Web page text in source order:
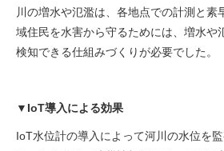
川の増水や氾濫は、各地点での計測と素
域住民を水害から守るためには、増水や
検知できる仕組みづくりが必要でした。
▼IoT導入による効果
IoT水位計の導入によって河川の水位を